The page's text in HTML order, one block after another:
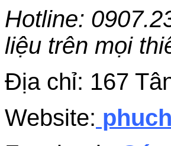
Hotline:
liệu trên mọi
Địa chỉ: 167
Website: